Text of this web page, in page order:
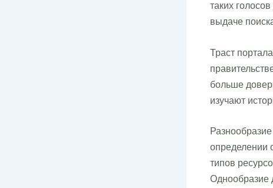
таких
выдаче
Траст
больше
изучают
определении
типов
Однообразие